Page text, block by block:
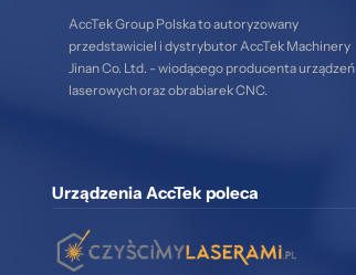
AccTek Group Polska to autoryzowany
przedstawiciel i dystrybutor AccTek Machinery
Jinan Co. Ltd. - wiodącego producenta urządzeń
laserowych oraz obrabiarek CNC.
Urządzenia AccTek poleca